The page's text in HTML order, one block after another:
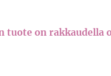
tuote on rakkaudella